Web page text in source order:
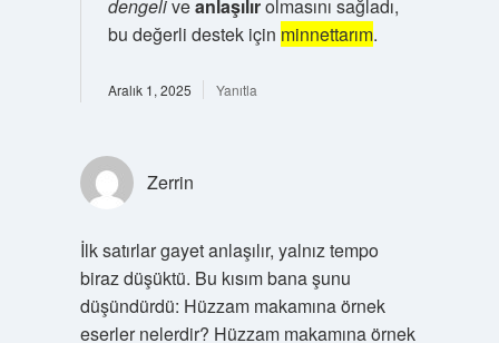
dengeliveanlaşılırolmasını sağladı,
bu değerli destek için minnettarım.
Aralık 1, 2025 Yanıtla
Zerrin
İlk satırlar gayet anlaşılır, yalnız tempo
biraz düşüktü. Bu kısım bana şunu
düşündürdü: Hüzzam makamına örnek
eserler nelerdir? Hüzzam makamına örnek